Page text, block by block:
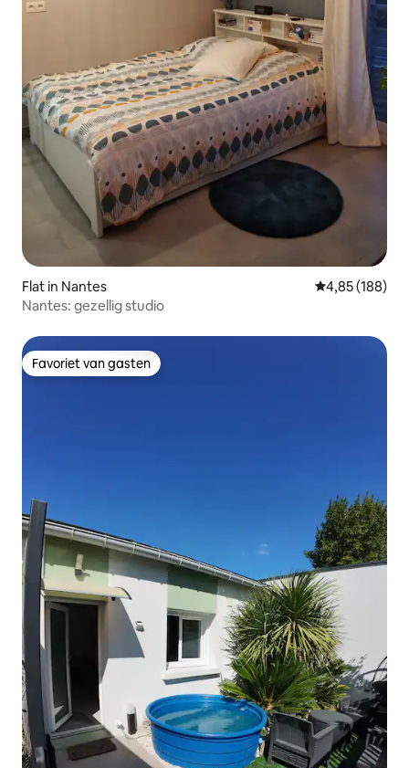
Flat in Nantes Gemiddelde
4,85 (188)
Nantes: gezellig studio
Favoriet van gasten
Favoriet van gasten